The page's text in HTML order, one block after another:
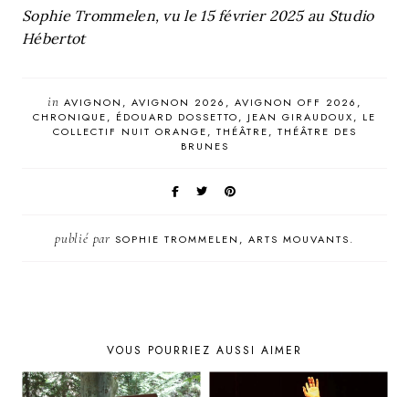
Sophie Trommelen, vu le 15 février 2025 au Studio
Hébertot
in AVIGNON AVIGNON 2026
AVIGNON OFF 2026
CHRONIQUE
ÉDOUARD DOSSETTO JEAN GIRAUDOUX
LE
COLLECTIF NUIT ORANGE
THÉÂTRE
THÉÂTRE DES
BRUNES
publié par SOPHIE TROMMELEN, ARTS MOUVANTS.
VOUS POURRIEZ AUSSI AIMER